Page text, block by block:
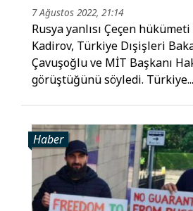
7 Ağustos 2022, 21:14
Rusya yanlısı Çeçen
Kadirov, Türkiye Dışişleri
Çavuşoğlu ve MİT Başkanı
görüştüğünü söyledi. Türkiye...
Haber